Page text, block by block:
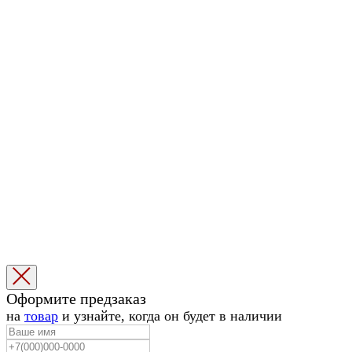
Корзина
1
|
Оформите предзаказ
на товар и узнайте, когда он будет в наличии